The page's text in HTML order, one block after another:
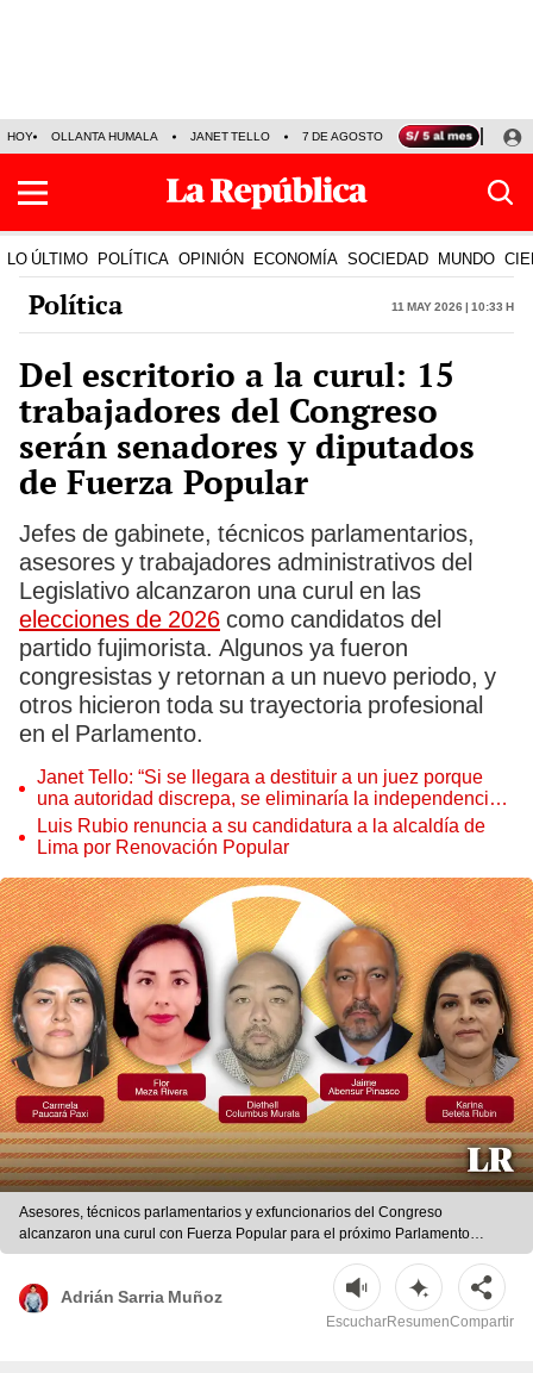
HOY OLLANTA HUMALA JANET TELLO 7 DE AGOSTO TINKA RESULTADOS
LO ÚLTIMO POLÍTICA OPINIÓN ECONOMÍA SOCIEDAD MUNDO
Política 11 May 2026 | 10:33 h
Del escritorio a la curul: 15
trabajadores del Congreso
serán senadores y diputados
de Fuerza Popular
Jefes de gabinete, técnicos parlamentarios,
asesores y trabajadores administrativos del
Legislativo alcanzaron una curul en las
elecciones de 2026 como candidatos del
partido fujimorista. Algunos ya fueron
congresistas y retornan a un nuevo periodo, y
otros hicieron toda su trayectoria profesional
en el Parlamento.
Janet Tello: “Si se llegara a destituir a un juez porque
una autoridad discrepa, se eliminaría la independencia
judicial”
Luis Rubio renuncia a su candidatura a la alcaldía de
Lima por Renovación Popular
Asesores, técnicos parlamentarios y exfuncionarios del Congreso
alcanzaron una curul con Fuerza Popular para el próximo Parlamento
bicameral. Foto: Composición LR / Rosmery Tapara
Adrián Sarria Muñoz
EscucharResumenCompartir